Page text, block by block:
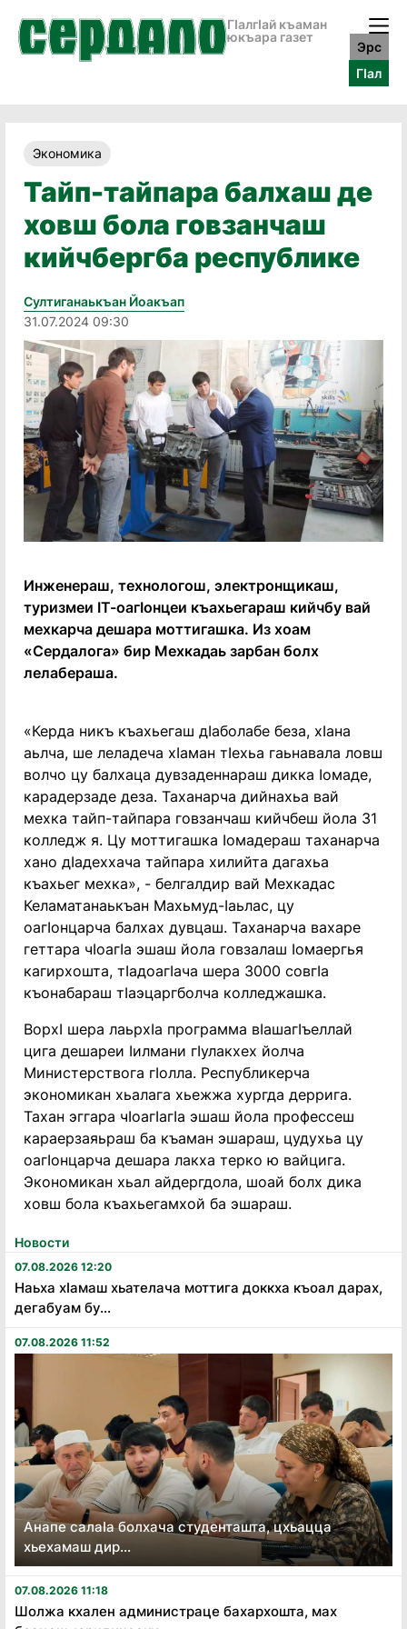
ГӀалгӀай къаман
юкъара газет
Эрс
ГӀал
Новости
07.08.2026 12:20
Наьха хӏамаш хьателача моттига доккха къоал дарах,
дегабуам бу...
07.08.2026 11:52
Анапе салаӏа болхача студенташта, цхьацца
хьехамаш дир...
07.08.2026 11:18
Шолжа кхален администраце бахархошта, мах
Экономика
Тайп-тайпара балхаш де
ховш бола говзанчаш
кийчбергба республике
Султиганаькъан Йоакъап
31.07.2024 09:30
Инженераш, технологош, электронщикаш,
туризмеи ӀТ-оагӀонцеи къахьегараш кийчбу вай
мехкарча дешара моттигашка. Из хоам
«Сердалога» бир Мехкадаь зарбан болх
лелабераша.
«Керда никъ къахьегаш дӀаболабе беза, хӀана
аьлча, ше леладеча хӀаман тӀехьа гаьнавала ловш
волчо цу балхаца дувзаденнараш дикка Ӏомаде,
карадерзаде деза. Таханарча дийнахьа вай
мехка тайп-тайпара говзанчаш кийчбеш йола 31
колледж я. Цу моттигашка Ӏомадераш таханарча
хано дӀадеххача тайпара хилийта дагахьа
къахьег мехка», - белгалдир вай Мехкадас
Келаматанаькъан Махьмуд-Ӏаьлас, цу
оагӀонцарча балхах дувцаш. Таханарча вахаре
геттара чӀоагӀа эшаш йола говзалаш Ӏомаергья
кагирхошта, тӀадоагӀача шера 3000 совгӀа
къонабараш тӀаэцаргболча колледжашка.
ВорхӀ шера лаьрхӀа программа вӀашагӀъеллай
цига дешареи Ӏилмани гӀулакхех йолча
Министерствога гӀолла. Республикерча
экономикан хьалага хьежжа хургда деррига.
Тахан эггара чӀоагӀагӀа эшаш йола профессеш
караерзаяьраш ба къаман эшараш, цудухьа цу
оагӀонцарча дешара лакха терко ю вайцига.
Экономикан хьал айдергдола, шоай болх дика
ховш бола къахьегамхой ба эшараш.